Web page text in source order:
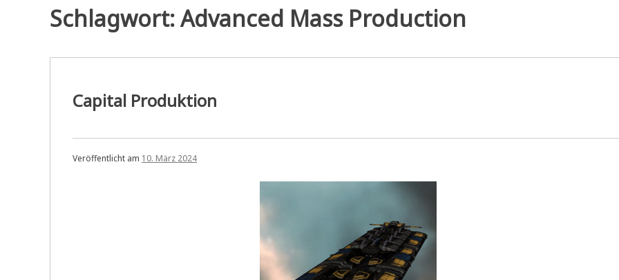
Schlagwort:Advanced Mass Production
Capital Produktion
Veröffentlicht am 10. März 2024